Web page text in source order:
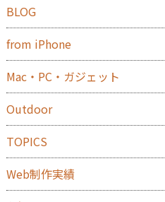
BLOG
from iPhone
Mac・PC・ガジェット
Outdoor
TOPICS
Web制作実績